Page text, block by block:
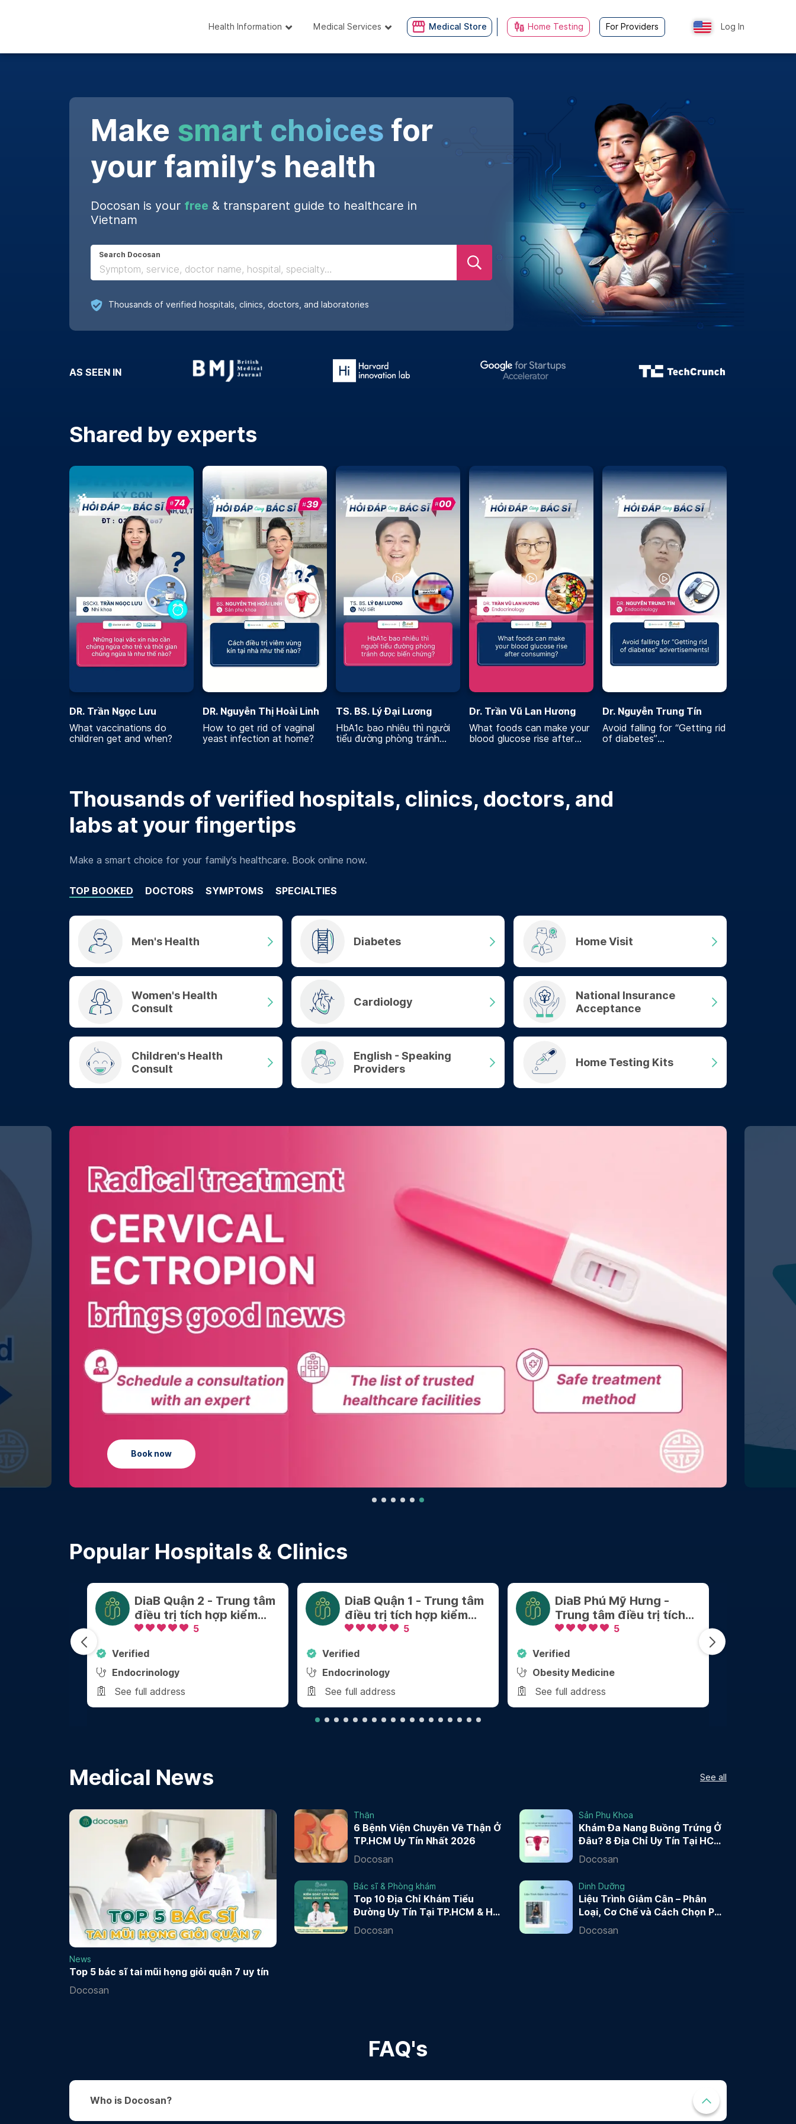
Health Information Medical Services Medical Store Home Testing For Providers Log In
Make smart choices for
your family’s health
Docosan is your free & transparent guide to healthcare in
Vietnam
Search Docosan
AS SEEN IN
Shared by experts
DR. Trần Ngọc Lưu
What vaccinations do
children get and when?
DR. Nguyễn Thị Hoài Linh
How to get rid of vaginal
yeast infection at home?
TS. BS. Lý Đại Lương
HbA1c bao nhiêu thì người
tiểu đường phòng tránh
Dr. Trần Vũ Lan Hương
What foods can make your
blood glucose rise after
Dr. Nguyễn Trung Tín
Avoid falling for “Getting rid
of diabetes”
Thousands of verified hospitals, clinics, doctors, and
labs at your fingertips
Make a smart choice for your family’s healthcare. Book online now.
TOP BOOKED DOCTORS SYMPTOMS SPECIALTIES
Men's Health Diabetes Home Visit
Women's Health
Consult
Cardiology
National Insurance
Acceptance
Children's Health
Consult
English - Speaking
Providers
Home Testing Kits
Popular Hospitals & Clinics
DiaB Quận 2 - Trung tâm
điều trị tích hợp kiểm
soát Cân nặng - Bệnh
5
Verified
Endocrinology
See full address
DiaB Quận 1 - Trung tâm
điều trị tích hợp kiểm
soát Cân nặng - Bệnh
5
Verified
Endocrinology
See full address
DiaB Phú Mỹ Hưng -
Trung tâm điều trị tích
hợp kiểm soát Cân nặng
5
Verified
Obesity Medicine
See full address
Medical News See all
News
Top 5 bác sĩ tai mũi họng giỏi quận 7 uy tín
Docosan
Thận
6 Bệnh Viện Chuyên Về Thận Ở
TP.HCM Uy Tín Nhất 2026
Docosan
Sản Phụ Khoa
Khám Đa Nang Buồng Trứng Ở
Đâu? 8 Địa Chỉ Uy Tín Tại HCM
và Hà Nội 2026
Docosan
Bác sĩ & Phòng khám
Top 10 Địa Chỉ Khám Tiểu
Đường Uy Tín Tại TP.HCM & Hà
Nội 2026
Docosan
Dinh Dưỡng
Liệu Trình Giảm Cân – Phân
Loại, Cơ Chế và Cách Chọn Phù
Hợp
Docosan
FAQ's
Who is Docosan?